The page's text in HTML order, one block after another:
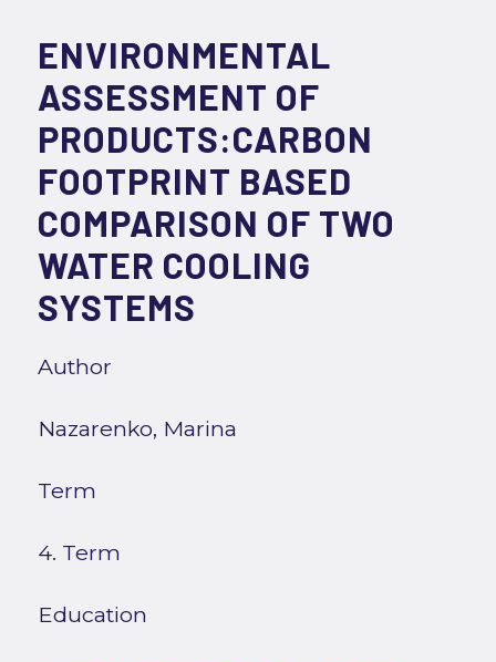
ENVIRONMENTAL
ASSESSMENT OF
PRODUCTS:CARBON
FOOTPRINT BASED
COMPARISON OF TWO
WATER COOLING
SYSTEMS
Author
Nazarenko, Marina
Term
4. Term
Education